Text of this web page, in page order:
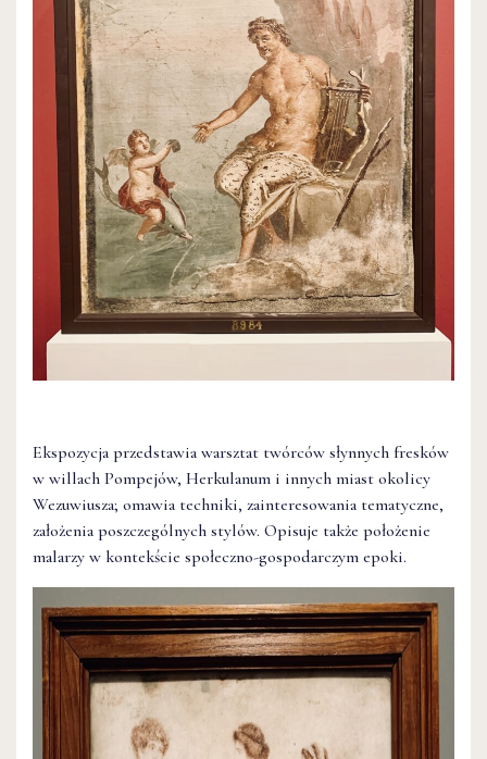
Ekspozycja przedstawia warsztat twórców słynnych fresków
w willach Pompejów, Herkulanum i innych miast okolicy
Wezuwiusza; omawia techniki, zainteresowania tematyczne,
założenia poszczególnych stylów. Opisuje także położenie
malarzy w kontekście społeczno-gospodarczym epoki.